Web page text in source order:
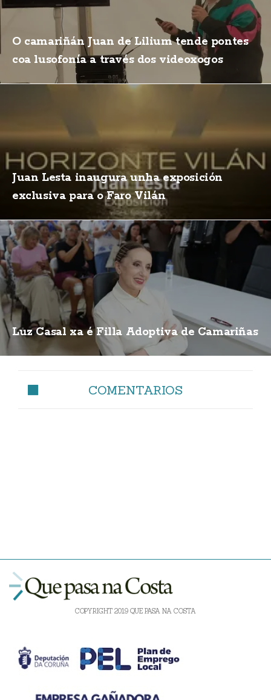
O camariñán Juan de Lilium tende pontes
coa lusofonía a través dos videoxogos
Juan Lesta inaugura unha exposición
exclusiva para o Faro Vilán
Luz Casal xa é Filla Adoptiva de Camariñas
COMENTARIOS
COPYRIGHT 2019 QUE PASA NA COSTA